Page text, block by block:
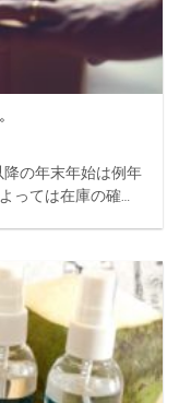
の年末年始は例年
っては在庫の確保